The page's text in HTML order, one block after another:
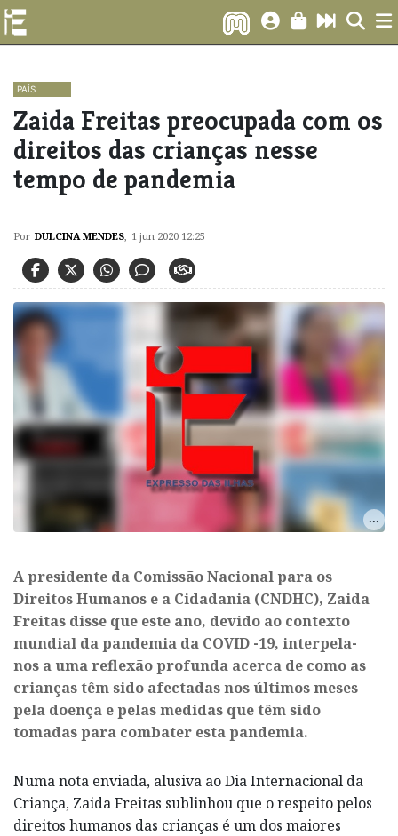
PAÍS
Zaida Freitas preocupada com os
direitos das crianças nesse
tempo de pandemia
Por DULCINA MENDES, 1 jun 2020 12:25
A presidente da Comissão Nacional para os
Direitos Humanos e a Cidadania (CNDHC), Zaida
Freitas disse que este ano, devido ao contexto
mundial da pandemia da COVID -19, interpela-
nos a uma reflexão profunda acerca de como as
crianças têm sido afectadas nos últimos meses
pela doença e pelas medidas que têm sido
tomadas para combater esta pandemia.
Numa nota enviada, alusiva ao Dia Internacional da
Criança, Zaida Freitas sublinhou que o respeito pelos
direitos humanos das crianças é um dos maiores